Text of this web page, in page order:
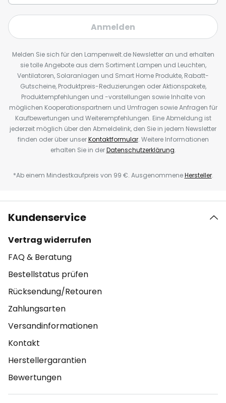
Anmelden
Melden Sie sich für den Lampenwelt.de Newsletter an und erhalten
sie tolle Angebote aus dem Sortiment Lampen und Leuchten,
Ventilatoren, Solaranlagen und Smart Home Produkte, Rabatt-
Gutscheine, Produktpreis-Reduzierungen oder Aktionspakete,
Produktempfehlungen und -vorstellungen sowie Inhalte von
möglichen Kooperationspartnern und Umfragen sowie Anfragen für
Kaufbewertungen und Weiterempfehlungen. Eine Abmeldung ist
jederzeit möglich über den Abmeldelink, den Sie in jedem Newsletter
finden oder über unserKontaktformular. Weitere Informationen
erhalten Sie in derDatenschutzerklärung.
*Ab einem Mindestkaufpreis von 99 €. AusgenommeneHersteller.
Kundenservice
Vertrag widerrufen
FAQ & Beratung
Bestellstatus prüfen
Rücksendung/Retouren
Zahlungsarten
Versandinformationen
Kontakt
Herstellergarantien
Bewertungen